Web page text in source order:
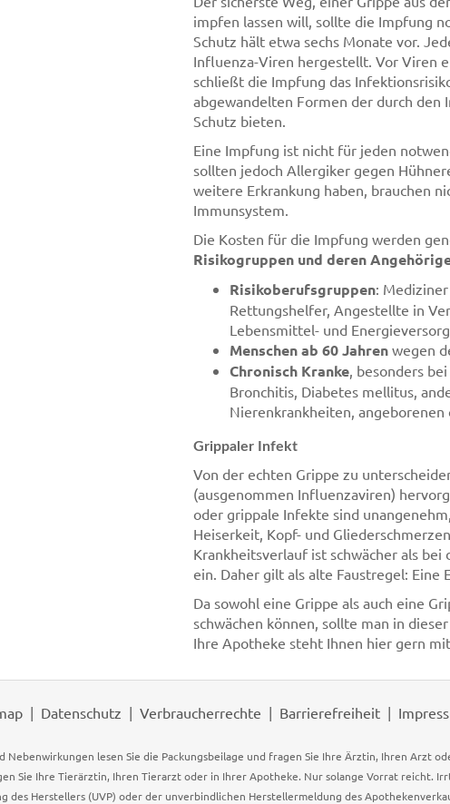
impfen lassen will, sollte die Impfung
Schutz hält etwa sechs Monate vor.
Influenza-Viren hergestellt. Vor Viren
schließt die Impfung das
abgewandelten Formen der durch
Schutz bieten.
Eine Impfung ist nicht für jeden
sollten jedoch Allergiker gegen
weitere Erkrankung haben, brauchen
Immunsystem.
Die Kosten für die Impfung werden
Risikogruppen und deren
Risikoberufsgruppen:
Rettungshelfer, Angestellte in
Lebensmittel- und
Menschen ab 60 Jahren wegen
Chronisch Kranke, besonders
Bronchitis, Diabetes mellitus,
Nierenkrankheiten,
Grippaler Infekt
Von der echten Grippe zu
(ausgenommen Influenzaviren)
oder grippale Infekte sind
Heiserkeit, Kopf- und
Krankheitsverlauf ist schwächer als
ein. Daher gilt als alte Faustregel:
Da sowohl eine Grippe als auch eine
schwächen können, sollte man in
Ihre Apotheke steht Ihnen hier gern
Datenschutz Verbraucherrechte Barrierefreiheit
Nebenwirkungen lesen Sie die Packungsbeilage und fragen Sie Ihre Ärztin, Ihren Arzt
Sie Ihre Tierärztin, Ihren Tierarzt oder in Ihrer Apotheke. Nur solange Vorrat reicht.
des Herstellers (UVP) oder der unverbindlichen Herstellermeldung des